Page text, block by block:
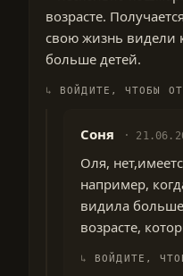
возрасте.
свою жизнь видели
больше детей.
ВОЙДИТЕ, ЧТОБЫ
Соня
Оля,
например,
видила
возрасте,
ВОЙДИТЕ,